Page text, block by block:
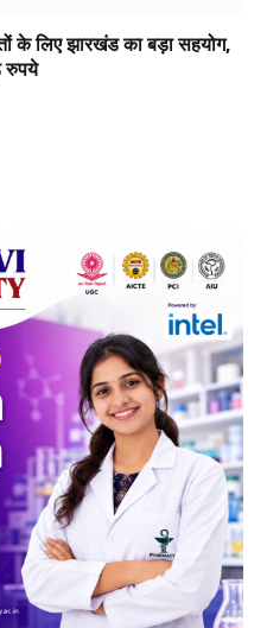
के लिए झारखंड का बड़ा सहयोग,
रुपये